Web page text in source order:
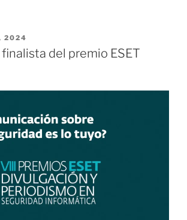
2024
del premio ESET